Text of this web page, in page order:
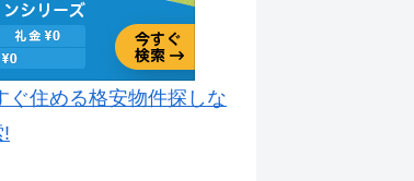
ぐ住める格安物件探しな
!